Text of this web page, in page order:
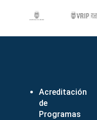
Acreditación
de
Programas